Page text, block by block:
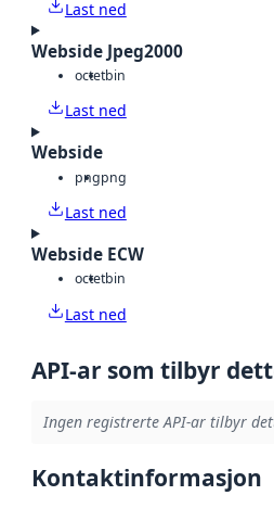
Last ned
Webside Jpeg2000
octetbin
Last ned
Webside
pngpng
Last ned
Webside ECW
octetbin
Last ned
API-ar som tilbyr
Ingen registrerte API-ar tilbyr
Kontaktinformasjon